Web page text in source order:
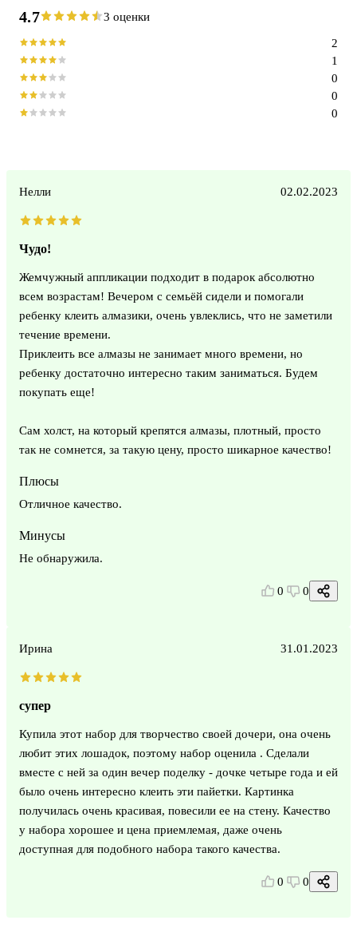
4.7 3 оценки
0
0
0
1
2
Нелли 02.02.2023
Чудо!
Жемчужный аппликации подходит в подарок абсолютно
всем возрастам! Вечером с семьёй сидели и помогали
ребенку клеить алмазики, очень увлеклись, что не заметили
течение времени.
Приклеить все алмазы не занимает много времени, но
ребенку достаточно интересно таким заниматься. Будем
покупать еще!
Сам холст, на который крепятся алмазы, плотный, просто
так не сомнется, за такую цену, просто шикарное качество!
Плюсы
Отличное качество.
Минусы
Не обнаружила.
0 0
Ирина 31.01.2023
супер
Купила этот набор для творчество своей дочери, она очень
любит этих лошадок, поэтому набор оценила . Сделали
вместе с ней за один вечер поделку - дочке четыре года и ей
было очень интересно клеить эти пайетки. Картинка
получилась очень красивая, повесили ее на стену. Качество
у набора хорошее и цена приемлемая, даже очень
доступная для подобного набора такого качества.
0 0